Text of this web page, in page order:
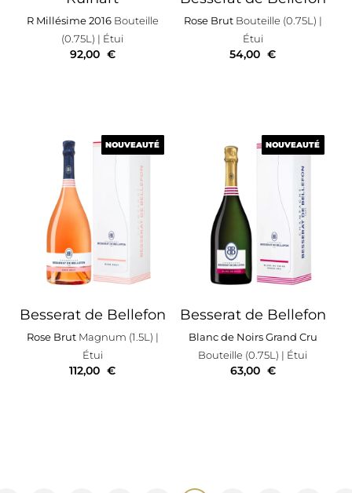
R Millésime 2016Bouteille
(0.75L) | Étui
92,00 €
Rose BrutBouteille (0.75L) |
Étui
54,00 €
NOUVEAUTÉ
Besserat de Bellefon
Rose BrutMagnum (1.5L) |
Étui
NOUVEAUTÉ
112,00 €
NOUVEAUTÉ
Besserat de Bellefon
Blanc de Noirs Grand Cru
Bouteille (0.75L) | Étui
NOUVEAUTÉ
63,00 €